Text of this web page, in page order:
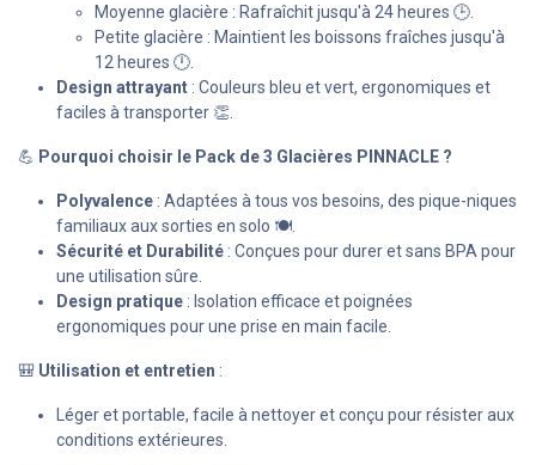
Moyenne glacière : Rafraîchit jusqu'à 24 heures 🕒.
Petite glacière : Maintient les boissons fraîches jusqu'à
12 heures 🕛.
Design attrayant : Couleurs bleu et vert, ergonomiques et
faciles à transporter 👏.
💪 Pourquoi choisir le Pack de 3 Glacières PINNACLE ?
Polyvalence : Adaptées à tous vos besoins, des pique-niques
familiaux aux sorties en solo 🍽️.
Sécurité et Durabilité : Conçues pour durer et sans BPA pour
une utilisation sûre.
Design pratique : Isolation efficace et poignées
ergonomiques pour une prise en main facile.
🎒 Utilisation et entretien :
Léger et portable, facile à nettoyer et conçu pour résister aux
conditions extérieures.